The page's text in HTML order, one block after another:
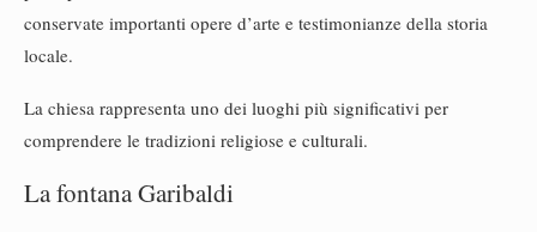
conservate importanti opere d’arte e testimonianze della storia
locale.
La chiesa rappresenta uno dei luoghi più significativi per
comprendere le tradizioni religiose e culturali.
La fontana Garibaldi